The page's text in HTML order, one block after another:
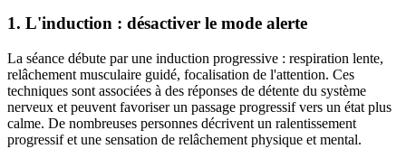
1. L'induction : désactiver le mode alerte
La séance débute par une induction progressive : respiration lente,
relâchement musculaire guidé, focalisation de l'attention. Ces
techniques sont associées à des réponses de détente du système
nerveux et peuvent favoriser un passage progressif vers un état plus
calme. De nombreuses personnes décrivent un ralentissement
progressif et une sensation de relâchement physique et mental.